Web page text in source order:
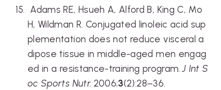
Adams RE, Hsueh A, Alford B, King C, Mo
H, Wildman R. Conjugated linoleic acid sup
plementation does not reduce visceral a
dipose tissue in middle-aged men engag
ed in a resistance-training program.J Int S
oc Sports Nutr. 2006;3(2):28–36.